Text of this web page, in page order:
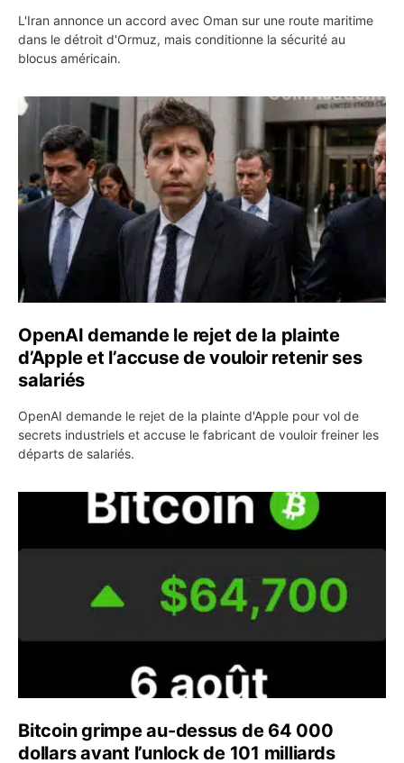
L'Iran annonce un accord avec Oman sur une route maritime
dans le détroit d'Ormuz, mais conditionne la sécurité au
blocus américain.
OpenAI demande le rejet de la plainte d’Apple et
OpenAI demande le rejet de la plainte
d’Apple et l’accuse de vouloir retenir ses
salariés
OpenAI demande le rejet de la plainte d'Apple pour vol de
secrets industriels et accuse le fabricant de vouloir freiner les
départs de salariés.
Bitcoin grimpe au-dessus de 64 000 dollars avant
Bitcoin grimpe au-dessus de 64 000
dollars avant l’unlock de 101 milliards